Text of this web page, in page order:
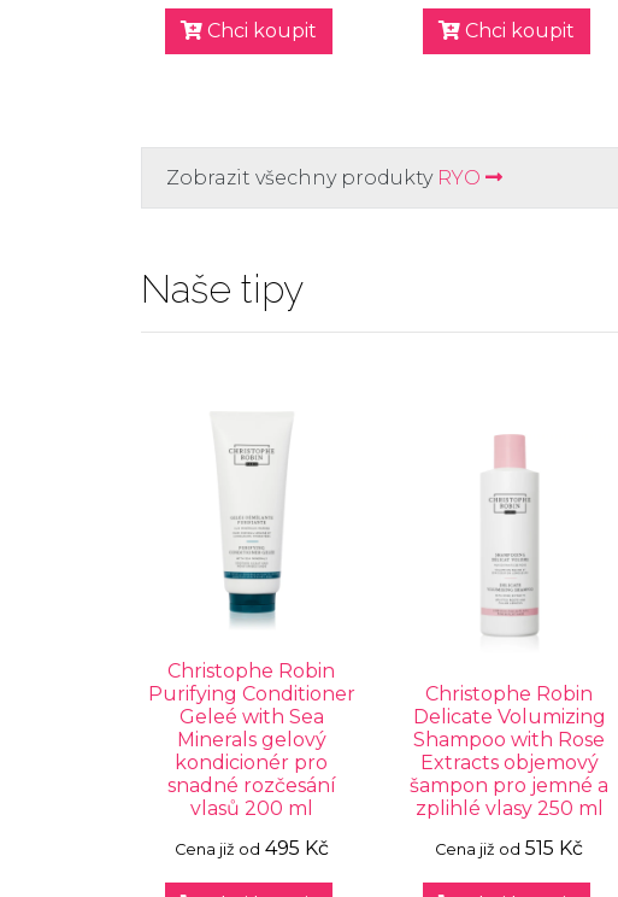
Chci koupit Chci koupit
Zobrazit všechny produkty RYO
Naše tipy
Christophe Robin
Purifying Conditioner
Geleé with Sea
Minerals gelový
kondicionér pro
snadné rozčesání
vlasů 200 ml
Cena již od 495 Kč
Christophe Robin
Delicate Volumizing
Shampoo with Rose
Extracts objemový
šampon pro jemné a
zplihlé vlasy 250 ml
Cena již od 515 Kč